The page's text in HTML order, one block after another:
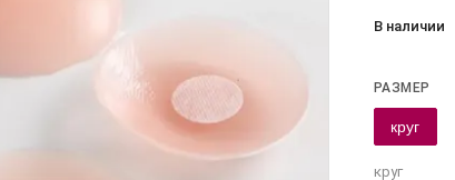
В наличии
РАЗМЕР
круг
круг